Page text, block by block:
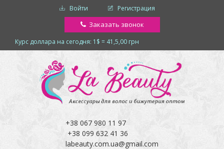
Войти Регистрация
Заказать звонок
Курс доллара на сегодня: 1$ = 41,5,00 грн
+38 067 980 11 97
+38 099 632 41 36
labeauty.com.ua@gmail.com